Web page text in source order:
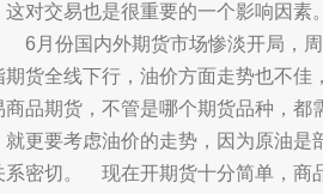
对交易也是很重要的一个影响因
6月份国内外期货市场惨淡开局，
货全线下行，油价方面走势也不
品期货，不管是哪个期货品种，都
更要考虑油价的走势，因为原油
系密切。 现在开期货十分简单，商